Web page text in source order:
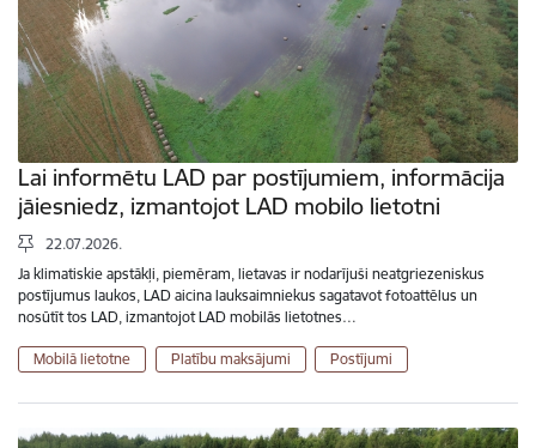
Lai informētu LAD par postījumiem, informācija
jāiesniedz, izmantojot LAD mobilo lietotni
22.07.2026.
Ja klimatiskie apstākļi, piemēram, lietavas ir nodarījuši neatgriezeniskus
postījumus laukos, LAD aicina lauksaimniekus sagatavot fotoattēlus un
nosūtīt tos LAD, izmantojot LAD mobilās lietotnes…
Mobilā lietotne Platību maksājumi Postījumi